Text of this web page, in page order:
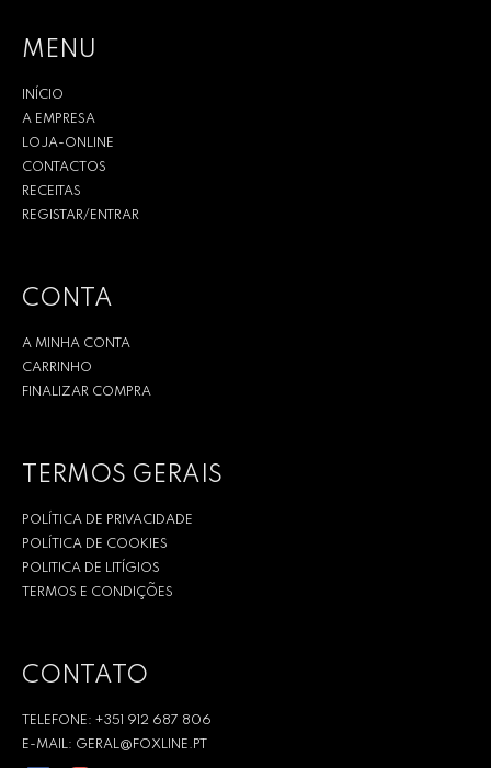
MENU
INÍCIO
A EMPRESA
LOJA-ONLINE
CONTACTOS
RECEITAS
REGISTAR/ENTRAR
CONTA
A MINHA CONTA
CARRINHO
FINALIZAR COMPRA
TERMOS GERAIS
POLÍTICA DE PRIVACIDADE
POLÍTICA DE COOKIES
POLITICA DE LITÍGIOS
TERMOS E CONDIÇÕES
CONTATO
TELEFONE: +351 912 687 806
E-MAIL: GERAL@FOXLINE.PT